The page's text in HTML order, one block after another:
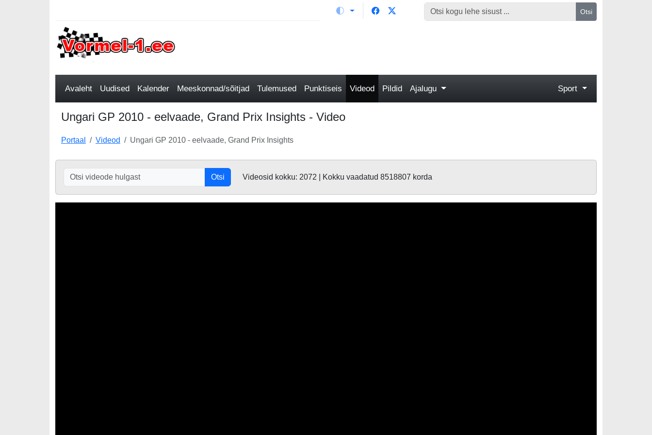
Otsi
Avaleht Uudised Kalender Meeskonnad/sõitjad Tulemused Punktiseis Videod Pildid Ajalugu Sport
Ungari GP 2010 - eelvaade, Grand Prix Insights - Video
Portaal Videod Ungari GP 2010 - eelvaade, Grand Prix Insights
Otsi Videosid kokku: 2072 | Kokku vaadatud 8518807 korda